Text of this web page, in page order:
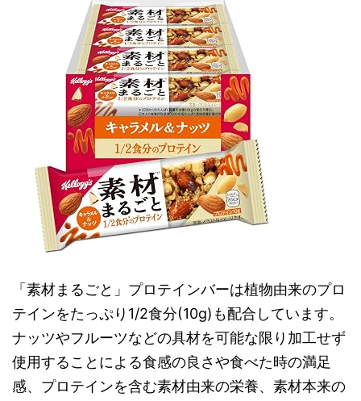
「素材まるごと」プロテインバーは植物由来のプロ
テインをたっぷり1/2食分(10g)も配合しています。
ナッツやフルーツなどの具材を可能な限り加工せず
使用することによる食感の良さや食べた時の満足
感、プロテインを含む素材由来の栄養、素材本来の